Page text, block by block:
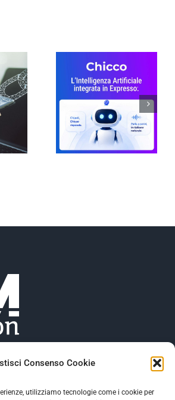
Consenso Cookie
utilizziamo tecnologie come i cookie per